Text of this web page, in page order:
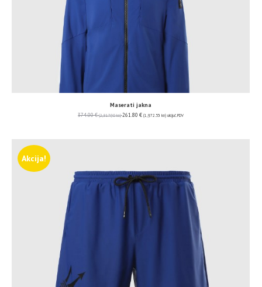
Maserati jakna
374.00€ (2,817.90 kn) 261.80 € (1,972.53 kn) uključ. PDV
Akcija!